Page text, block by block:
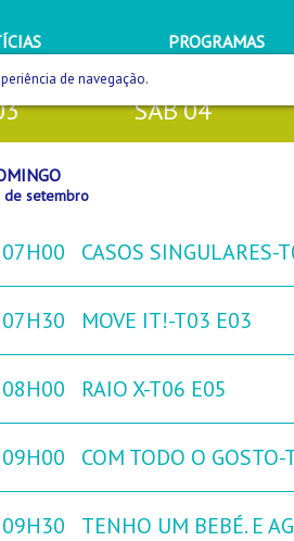
PROGRAMAS
SÁB04
de setembro
07H00 CASOS SINGULARES-
07H30 MOVE IT!-T03 E03
08H00 RAIO X-T06 E05
09H00 COM TODO O
09H30 TENHO UM BEBÉ. E
de navegação.